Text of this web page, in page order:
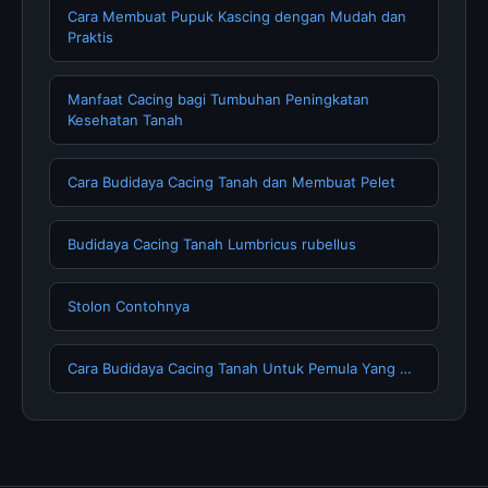
Cara Membuat Pupuk Kascing dengan Mudah dan
Praktis
Manfaat Cacing bagi Tumbuhan Peningkatan
Kesehatan Tanah
Cara Budidaya Cacing Tanah dan Membuat Pelet
Budidaya Cacing Tanah Lumbricus rubellus
Stolon Contohnya
Cara Budidaya Cacing Tanah Untuk Pemula Yang …